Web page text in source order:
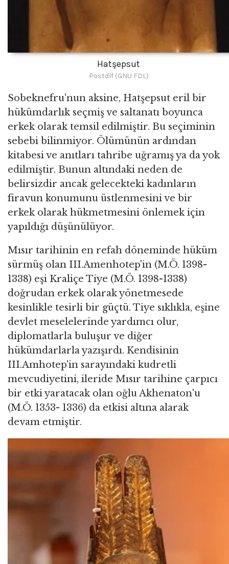
Hatşepsut
Postdlf (GNU FDL)
Sobeknefru'nun aksine, Hatşepsut eril bir
hükümdarlık seçmiş ve saltanatı boyunca
erkek olarak temsil edilmiştir. Bu seçiminin
sebebi bilinmiyor. Ölümünün ardından
kitabesi ve anıtları tahribe uğramış ya da yok
edilmiştir. Bunun altındaki neden de
belirsizdir ancak gelecekteki kadınların
firavun konumunu üstlenmesini ve bir
erkek olarak hükmetmesini önlemek için
yapıldığı düşünülüyor.
Mısır tarihinin en refah döneminde hüküm
sürmüş olan III.Amenhotep'in (M.Ö. 1398-
1338) eşi Kraliçe Tiye (M.Ö. 1398-1338)
doğrudan erkek olarak yönetmesede
kesinlikle tesirli bir güçtü. Tiye sıklıkla, eşine
devlet meselelerinde yardımcı olur,
diplomatlarla buluşur ve diğer
hükümdarlarla yazışırdı. Kendisinin
III.Amhotep'in sarayındaki kudretli
mevcudiyetini, ileride Mısır tarihine çarpıcı
bir etki yaratacak olan oğlu Akhenaton'u
(M.Ö. 1353- 1336) da etkisi altına alarak
devam etmiştir.